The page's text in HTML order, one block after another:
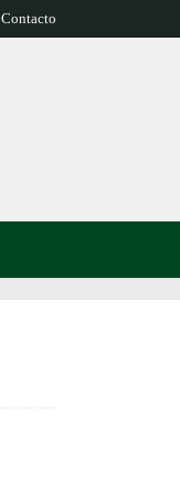
Contacto